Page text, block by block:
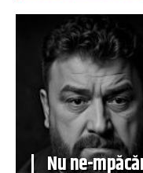
Nu ne-